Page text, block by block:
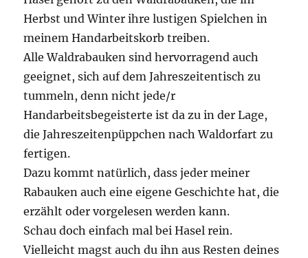
Herbst und Winter ihre lustigen Spielchen in
meinem Handarbeitskorb treiben.
Alle Waldrabauken sind hervorragend auch
geeignet, sich auf dem Jahreszeitentisch zu
tummeln, denn nicht jede/r
Handarbeitsbegeisterte ist da zu in der Lage,
die Jahreszeitenpüppchen nach Waldorfart zu
fertigen.
Dazu kommt natürlich, dass jeder meiner
Rabauken auch eine eigene Geschichte hat, die
erzählt oder vorgelesen werden kann.
Schau doch einfach mal bei Hasel rein.
Vielleicht magst auch du ihn aus Resten deines